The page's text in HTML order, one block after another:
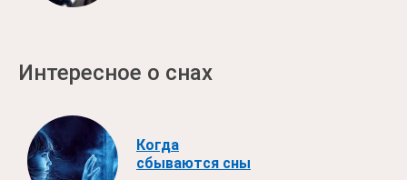
Интересное о снах
Когда
сбываются сны